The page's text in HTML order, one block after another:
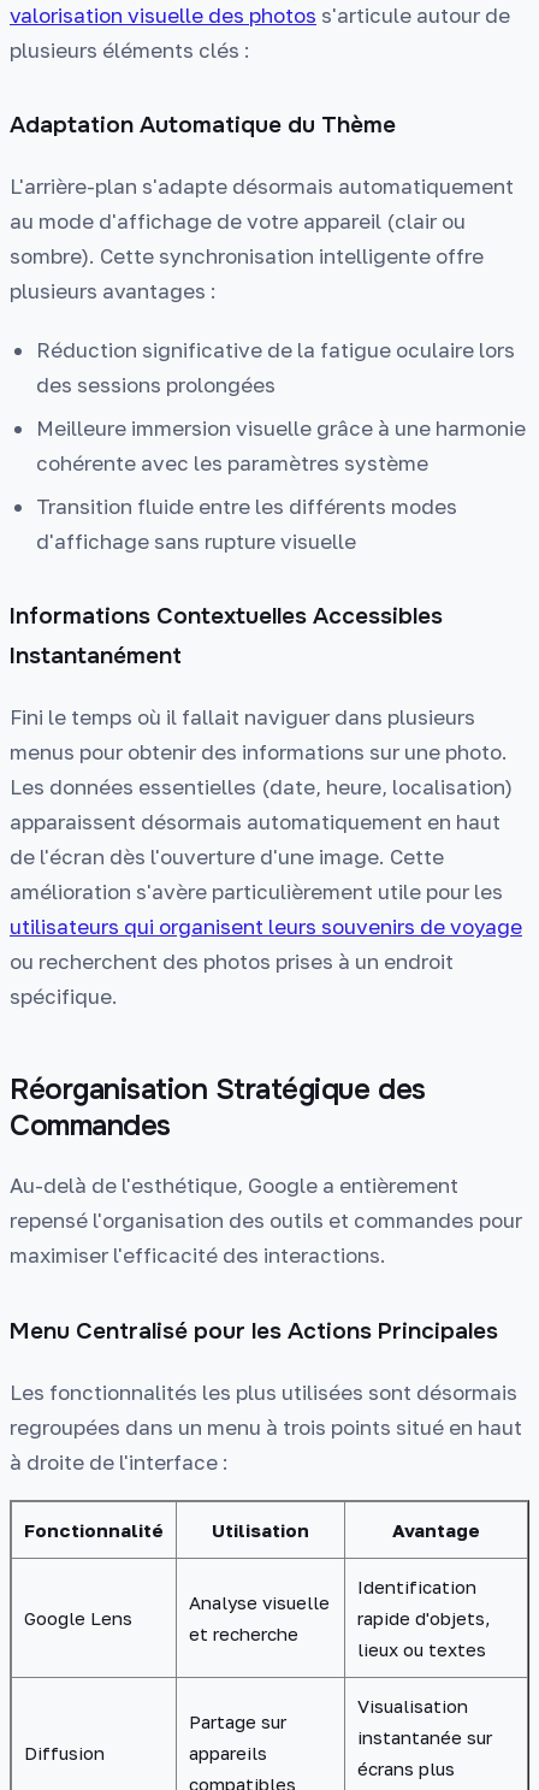
valorisation visuelle des photos s'articule autour de
plusieurs éléments clés :
Adaptation Automatique du Thème
L'arrière-plan s'adapte désormais automatiquement
au mode d'affichage de votre appareil (clair ou
sombre). Cette synchronisation intelligente offre
plusieurs avantages :
Réduction significative de la fatigue oculaire lors
des sessions prolongées
Meilleure immersion visuelle grâce à une harmonie
cohérente avec les paramètres système
Transition fluide entre les différents modes
d'affichage sans rupture visuelle
Informations Contextuelles Accessibles
Instantanément
Fini le temps où il fallait naviguer dans plusieurs
menus pour obtenir des informations sur une photo.
Les données essentielles (date, heure, localisation)
apparaissent désormais automatiquement en haut
de l'écran dès l'ouverture d'une image. Cette
amélioration s'avère particulièrement utile pour les
utilisateurs qui organisent leurs souvenirs de voyage
ou recherchent des photos prises à un endroit
spécifique.
Réorganisation Stratégique des
Commandes
Au-delà de l'esthétique, Google a entièrement
repensé l'organisation des outils et commandes pour
maximiser l'efficacité des interactions.
Menu Centralisé pour les Actions Principales
Les fonctionnalités les plus utilisées sont désormais
regroupées dans un menu à trois points situé en haut
à droite de l'interface :
Fonctionnalité Utilisation Avantage
Google Lens
Analyse visuelle
et recherche
Identification
rapide d'objets,
lieux ou textes
Diffusion
Partage sur
appareils
compatibles
Visualisation
instantanée sur
écrans plus